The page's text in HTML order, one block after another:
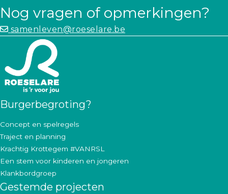
Nog vragen of opmerkingen?
samenleven@roeselare.be
Burgerbegroting?
Concept en spelregels
Traject en planning
Krachtig Krottegem #VANRSL
Een stem voor kinderen en jongeren
Klankbordgroep
Gestemde projecten